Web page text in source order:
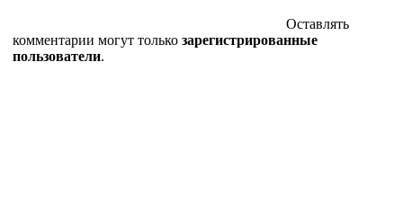
Оставлять
комментарии могут только зарегистрированные
пользователи.